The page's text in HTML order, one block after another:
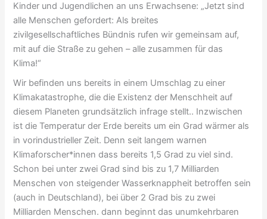
Kinder und Jugendlichen an uns Erwachsene: „Jetzt sind
alle Menschen gefordert: Als breites
zivilgesellschaftliches Bündnis rufen wir gemeinsam auf,
mit auf die Straße zu gehen – alle zusammen für das
Klima!“
Wir befinden uns bereits in einem Umschlag zu einer
Klimakatastrophe, die die Existenz der Menschheit auf
diesem Planeten grundsätzlich infrage stellt.. Inzwischen
ist die Temperatur der Erde bereits um ein Grad wärmer als
in vorindustrieller Zeit. Denn seit langem warnen
Klimaforscher*innen dass bereits 1,5 Grad zu viel sind.
Schon bei unter zwei Grad sind bis zu 1,7 Milliarden
Menschen von steigender Wasserknappheit betroffen sein
(auch in Deutschland), bei über 2 Grad bis zu zwei
Milliarden Menschen. dann beginnt das unumkehrbaren